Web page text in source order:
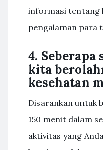
informasi tentang
pengalaman para
4.
kita
kesehatan
Disarankan untuk
150 menit dalam
aktivitas yang